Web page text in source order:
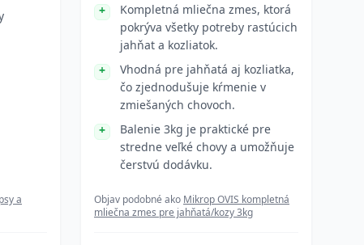
a
Kompletná mliečna zmes, ktorá
pokrýva všetky potreby rastúcich
jahňat a kozliatok.
Vhodná pre jahňatá aj kozliatka,
čo zjednodušuje kŕmenie v
zmiešaných chovoch.
Balenie 3kg je praktické pre
stredne veľké chovy a umožňuje
čerstvú dodávku.
Objav podobné ako Mikrop OVIS kompletná
mliečna zmes pre jahňatá/kozy 3kg